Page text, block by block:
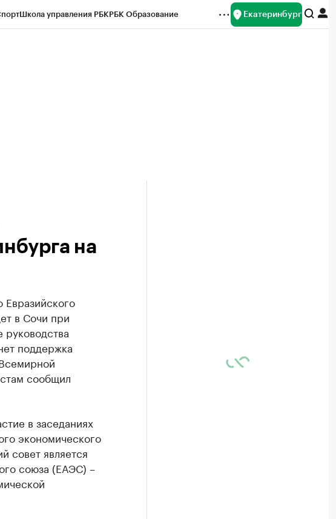
Школа управления РБКРБК Образование Екатеринбург
на
в Сочи при
поддержка
сообщил
в заседаниях
экономического
совет является
союза (ЕАЭС) –